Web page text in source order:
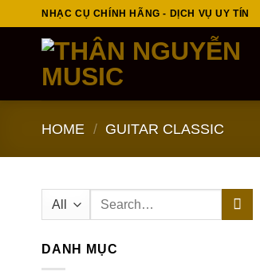
to
NHẠC CỤ CHÍNH HÃNG - DỊCH VỤ UY TÍN
HOME / GUITAR CLASSIC
Search
DANH MỤC